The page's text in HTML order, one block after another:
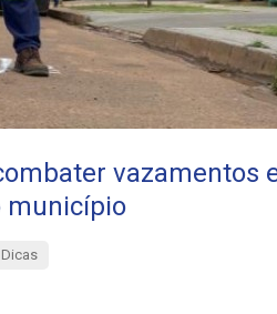
vazamentos
município
Dicas